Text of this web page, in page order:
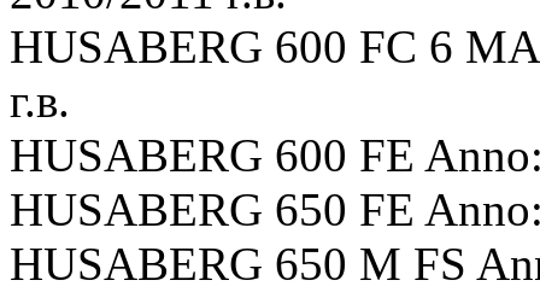
HUSABERG 600 FC 6
г.в.
HUSABERG 600 FE
HUSABERG 650 FE
HUSABERG 650 M FS